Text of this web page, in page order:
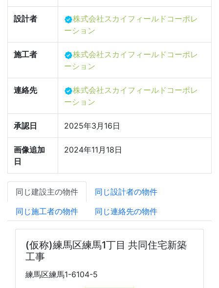
設計者
株式会社スカイフィールドコーポレ
ーション
施工者
株式会社スカイフィールドコーポレ
ーション
連絡先
株式会社スカイフィールドコーポレ
ーション
承認日 2025年3月16日
画像追加
日
2024年11月18日
同じ建設主の物件
同じ設計者の物件
同じ施工者の物件
同じ連絡先の物件
(仮称)練馬区練馬1丁目 共同住宅新築
工事
練馬区練馬1-6104-5